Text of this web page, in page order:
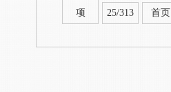
项
25/313 首页